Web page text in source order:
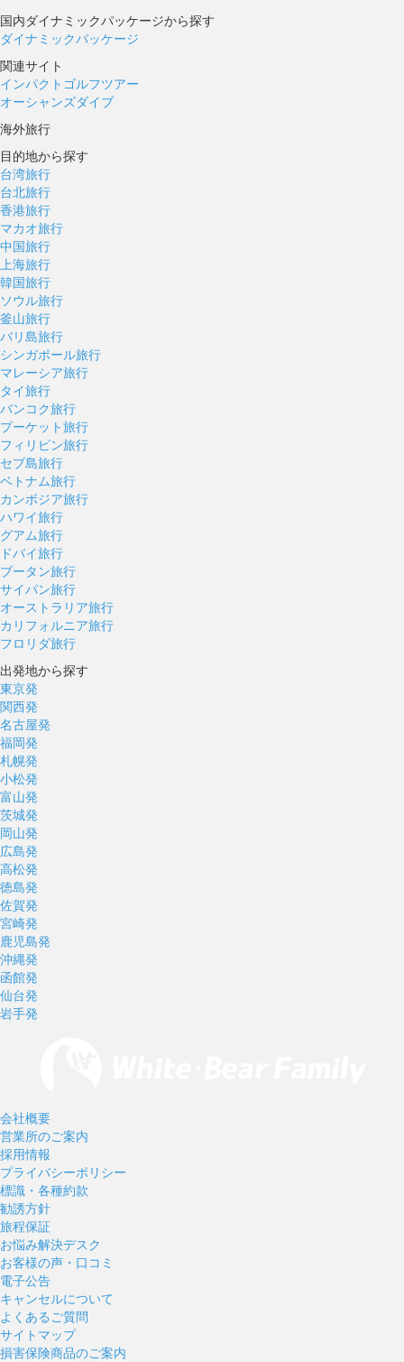
国内ダイナミックパッケージから探す
ダイナミックパッケージ
関連サイト
インパクトゴルフツアー
オーシャンズダイブ
海外旅行
目的地から探す
台湾旅行
台北旅行
香港旅行
マカオ旅行
中国旅行
上海旅行
韓国旅行
ソウル旅行
釜山旅行
バリ島旅行
シンガポール旅行
マレーシア旅行
タイ旅行
バンコク旅行
プーケット旅行
フィリピン旅行
セブ島旅行
ベトナム旅行
カンボジア旅行
ハワイ旅行
グアム旅行
ドバイ旅行
ブータン旅行
サイパン旅行
オーストラリア旅行
カリフォルニア旅行
フロリダ旅行
出発地から探す
東京発
関西発
名古屋発
福岡発
札幌発
小松発
富山発
茨城発
岡山発
広島発
高松発
徳島発
佐賀発
宮崎発
鹿児島発
沖縄発
函館発
仙台発
岩手発
会社概要
営業所のご案内
採用情報
プライバシーポリシー
標識・各種約款
勧誘方針
旅程保証
お悩み解決デスク
お客様の声・口コミ
電子公告
キャンセルについて
よくあるご質問
サイトマップ
損害保険商品のご案内